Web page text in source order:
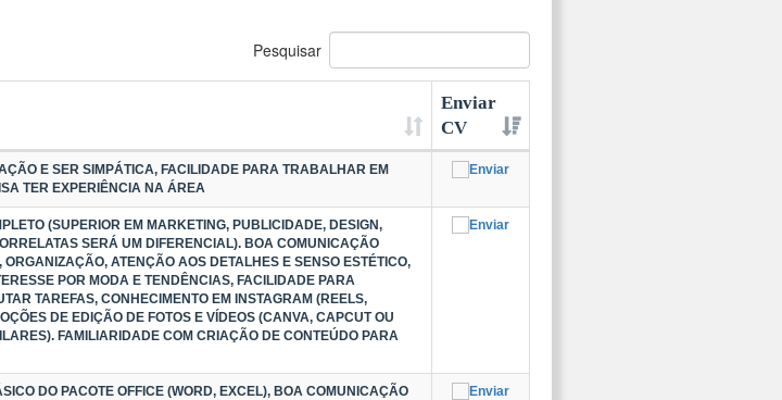
Pesquisar
Enviar
CV
E SER SIMPÁTICA, FACILIDADE PARA TRABALHAR EM
TER EXPERIÊNCIA NA ÁREA
(SUPERIOR EM MARKETING, PUBLICIDADE, DESIGN,
SERÁ UM DIFERENCIAL). BOA COMUNICAÇÃO
ATENÇÃO AOS DETALHES E SENSO ESTÉTICO,
POR MODA E TENDÊNCIAS, FACILIDADE PARA
TAREFAS, CONHECIMENTO EM INSTAGRAM (REELS,
DE EDIÇÃO DE FOTOS E VÍDEOS (CANVA, CAPCUT OU
FAMILIARIDADE COM CRIAÇÃO DE CONTEÚDO PARA
DO PACOTE OFFICE (WORD, EXCEL), BOA COMUNICAÇÃO